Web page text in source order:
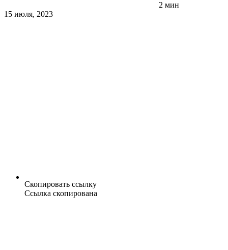
2 мин
15 июля, 2023
Скопировать ссылку
Ссылка скопирована